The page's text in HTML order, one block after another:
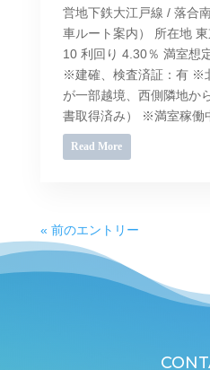
営地下鉄大江戸線 / 落合
車ルート案内） 所在地
10 利回り 4.30％ 満室想
※建確、検査済証：有 ※
が一部越境、西側隣地か
書取得済み） ※満室稼働
Read More
« 前のエントリー